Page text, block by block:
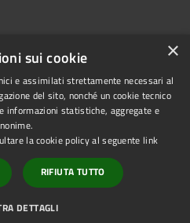
Copyright © 2025 Comune di
Ariano Irpino
Powered byMunicipium
Accesso redazione
×
sui cookie
e assimilati strettamente necessari al
del sito, nonché un cookie tecnico
informazioni statistiche, aggregate e
la cookie policy al seguente link
RIFIUTA TUTTO
DETTAGLI